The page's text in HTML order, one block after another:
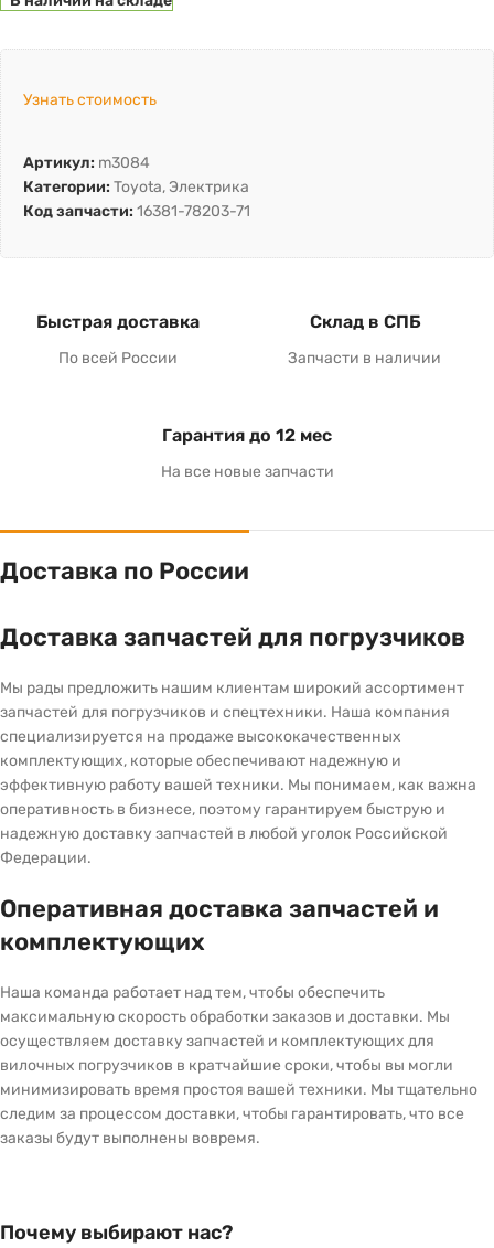
Узнать стоимость
Артикул: m3084
Категории: Toyota,Электрика
Код запчасти: 16381-78203-71
Быстрая доставка
По всей России
Склад в СПБ
Запчасти в наличии
Гарантия до 12 мес
На все новые запчасти
Доставка по России
Доставка запчастей для погрузчиков
Мы рады предложить нашим клиентам широкий ассортимент
запчастей для погрузчиков и спецтехники. Наша компания
специализируется на продаже высококачественных
комплектующих, которые обеспечивают надежную и
эффективную работу вашей техники. Мы понимаем, как важна
оперативность в бизнесе, поэтому гарантируем быструю и
надежную доставку запчастей в любой уголок Российской
Федерации.
Оперативная доставка запчастей и
комплектующих
Наша команда работает над тем, чтобы обеспечить
максимальную скорость обработки заказов и доставки. Мы
осуществляем доставку запчастей и комплектующих для
вилочных погрузчиков в кратчайшие сроки, чтобы вы могли
минимизировать время простоя вашей техники. Мы тщательно
следим за процессом доставки, чтобы гарантировать, что все
заказы будут выполнены вовремя.
Почему выбирают нас?